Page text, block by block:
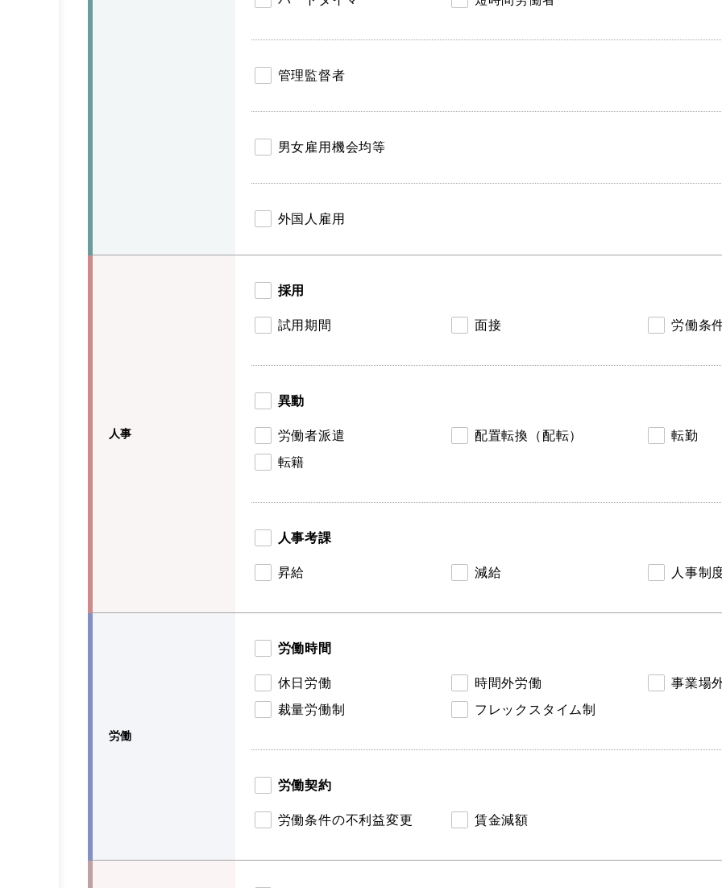
管理監督者
男女雇用機会均等
外国人雇用
人事
採用
試用期間 面接 労働条
異動
労働者派遣 配置転換（配転） 転勤
転籍
人事考課
昇給 減給 人事制
労働
労働時間
休日労働 時間外労働 事業場
裁量労働制
フレックスタイム制
労働契約
労働条件の不利益変更 賃金減額